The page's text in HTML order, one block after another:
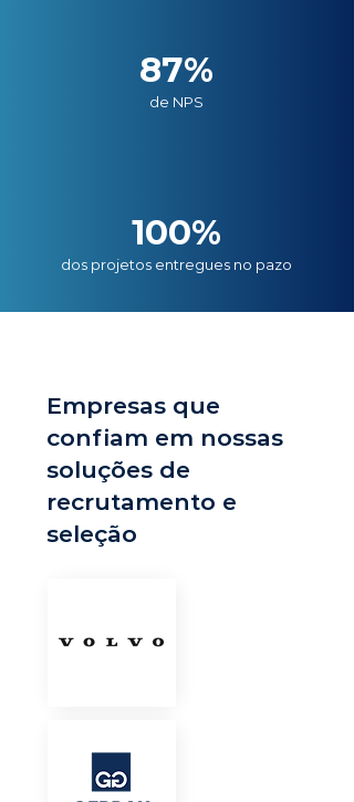
87%
de NPS
100%
dos projetos entregues no pazo
Empresas que
confiam em nossas
soluções de
recrutamento e
seleção